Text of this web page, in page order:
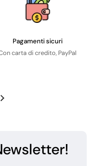
Pagamenti sicuri
carta di credito, PayPal